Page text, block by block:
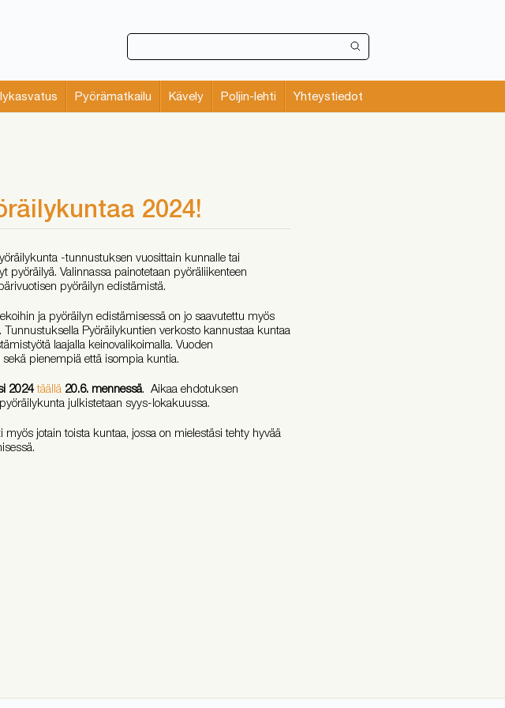
Pyörämatkailu Kävely Poljin-lehti Yhteystiedot
2024!
-tunnustuksen vuosittain kunnalle tai
pyöräilyä. Valinnassa painotetaan pyöräliikenteen
pyöräilyn edistämistä.
ja pyöräilyn edistämisessä on jo saavutettu myös
Pyöräilykuntien verkosto kannustaa kuntaa
laajalla keinovalikoimalla. Vuoden
pienempiä että isompia kuntia.
2024 täällä 20.6. mennessä. Aikaa ehdotuksen
julkistetaan syys-lokakuussa.
jotain toista kuntaa, jossa on mielestäsi tehty hyvää